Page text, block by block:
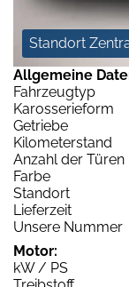
Standort
Allgemeine
Fahrzeugtyp
Karosserieform
Getriebe
Kilometerstand
Anzahl der Türen
Farbe
Standort
Lieferzeit
Unsere Nummer
Motor:
kW / PS